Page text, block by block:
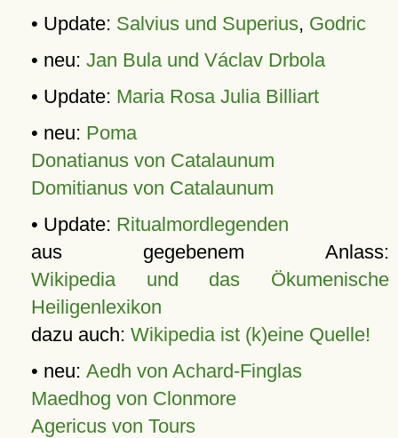
• Update: Salvius und Superius, Godric
• neu: Jan Bula und Václav Drbola
• Update: Maria Rosa Julia Billiart
• neu: Poma
Donatianus von Catalaunum
Domitianus von Catalaunum
• Update: Ritualmordlegenden
aus gegebenem Anlass:
Wikipedia und das Ökumenische
Heiligenlexikon
dazu auch: Wikipedia ist (k)eine Quelle!
• neu: Aedh von Achard-Finglas
Maedhog von Clonmore
Agericus von Tours